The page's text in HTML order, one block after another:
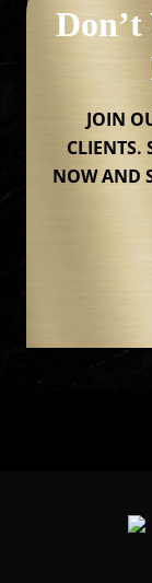
JOIN
CLIENTS.
NOW AND